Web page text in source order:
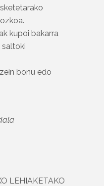
kupoi bakarra
bonu edo
LEHIAKETAKO